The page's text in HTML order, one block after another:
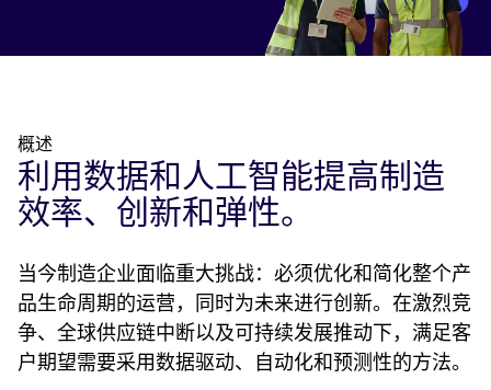
概述
利用数据和人工智能提高制造
效率、创新和弹性。
当今制造企业面临重大挑战：必须优化和简化整个产
品生命周期的运营，同时为未来进行创新。在激烈竞
争、全球供应链中断以及可持续发展推动下，满足客
户期望需要采用数据驱动、自动化和预测性的方法。